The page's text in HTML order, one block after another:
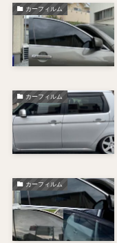
カーフィルム
カーフィルム
カーフィルム